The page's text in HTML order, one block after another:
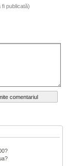
fi publicată)